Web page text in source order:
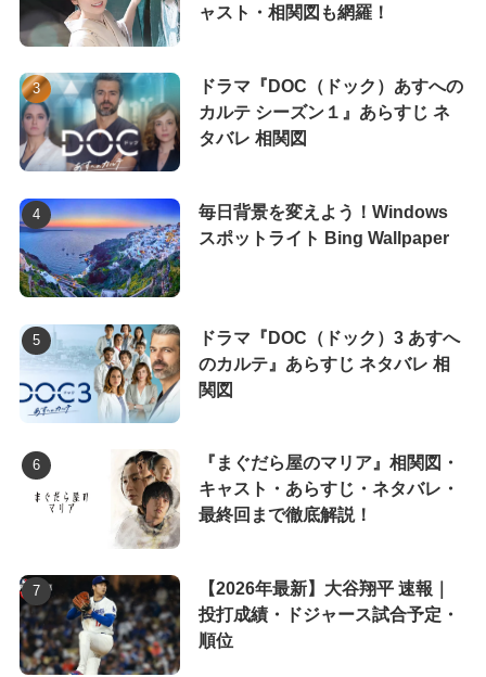
ャスト・相関図も網羅！
ドラマ『DOC（ドック）あすへの
カルテ シーズン１』あらすじ ネ
タバレ 相関図
毎日背景を変えよう！Windows
スポットライト Bing Wallpaper
ドラマ『DOC（ドック）3 あすへ
のカルテ』あらすじ ネタバレ 相
関図
『まぐだら屋のマリア』相関図・
キャスト・あらすじ・ネタバレ・
最終回まで徹底解説！
【2026年最新】大谷翔平 速報｜
投打成績・ドジャース試合予定・
順位